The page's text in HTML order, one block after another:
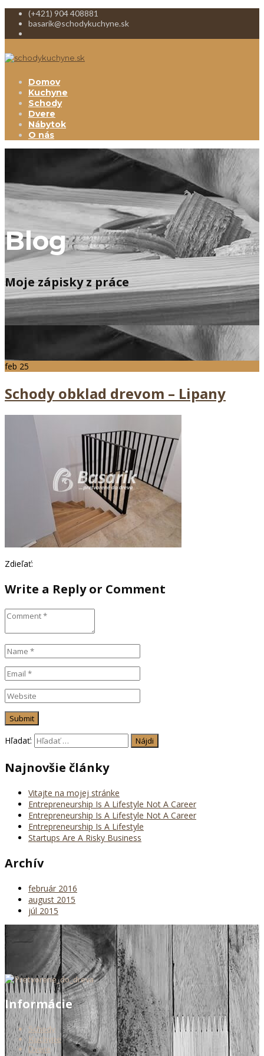
(+421) 904 408881
basarik@schodykuchyne.sk
Domov
Kuchyne
Schody
Dvere
Nábytok
O nás
Blog
Moje zápisky z práce
feb 25
Schody obklad drevom – Lipany
Zdieľať:
Write a Reply or Comment
Hľadať:
Najnovšie články
Vitajte na mojej stránke
Entrepreneurship Is A Lifestyle Not A Career
Entrepreneurship Is A Lifestyle Not A Career
Entrepreneurship Is A Lifestyle
Startups Are A Risky Business
Archív
február 2016
august 2015
júl 2015
Informácie
Schody
Kuchyne
Dvere